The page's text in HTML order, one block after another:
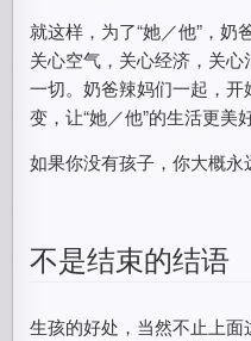
就这样，为了“她／他”，奶
关心空气，关心经济，关
一切。奶爸辣妈们一起，
变，让“她／他”的生活更美
如果你没有孩子，你大概永
不是结束的结语
生孩的好处，当然不止上